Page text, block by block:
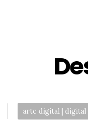
Tags:
arte digital | digital